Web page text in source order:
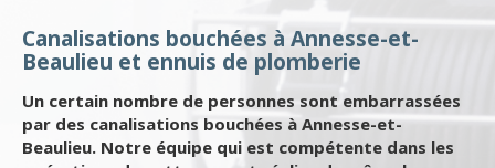
Canalisations bouchées à Annesse-et-
Beaulieu et ennuis de plomberie
Un certain nombre de personnes sont embarrassées
par des canalisations bouchées à Annesse-et-
Beaulieu. Notre équipe qui est compétente dans les